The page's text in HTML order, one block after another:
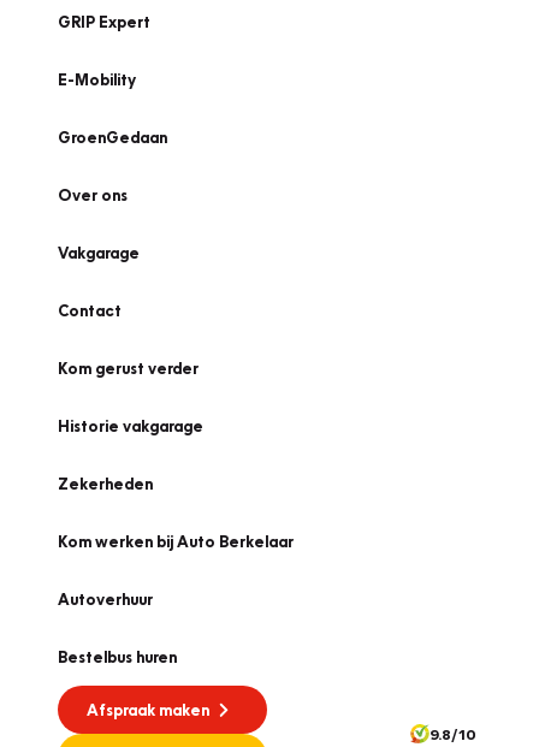
GRIP Expert
E-Mobility
GroenGedaan
Over ons
Vakgarage
Contact
Kom gerust verder
Historie vakgarage
Zekerheden
Kom werken bij Auto Berkelaar
Autoverhuur
Bestelbus huren
Afspraak maken
9.8/10